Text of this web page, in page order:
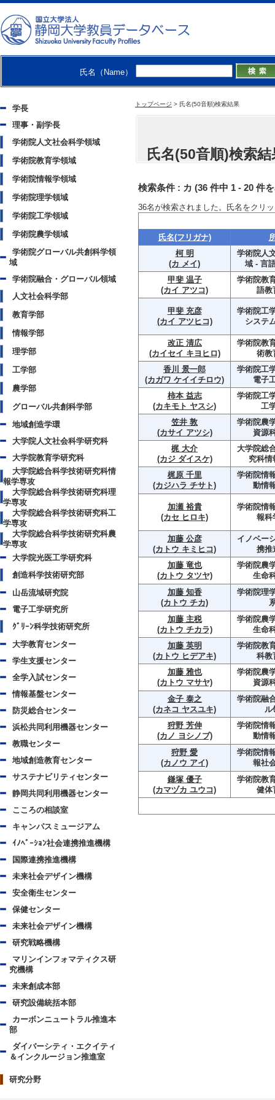
氏名（Name）
学長
理事・副学長
学術院人文社会科学領域
学術院教育学領域
学術院情報学領域
学術院理学領域
学術院工学領域
学術院農学領域
学術院グローバル共創科学領
域
学術院融合・グローバル領域
人文社会科学部
教育学部
情報学部
理学部
工学部
農学部
グローバル共創科学部
地域創造学環
大学院人文社会科学研究科
大学院教育学研究科
大学院総合科学技術研究科情
報学専攻
大学院総合科学技術研究科理
学専攻
大学院総合科学技術研究科工
学専攻
大学院総合科学技術研究科農
学専攻
大学院光医工学研究科
創造科学技術研究部
山岳流域研究院
電子工学研究所
ｸﾞﾘｰﾝ科学技術研究所
大学教育センター
学生支援センター
全学入試センター
情報基盤センター
防災総合センター
浜松共同利用機器センター
教職センター
地域創造教育センター
サステナビリティセンター
静岡共同利用機器センター
こころの相談室
キャンパスミュージアム
ｲﾉﾍﾞｰｼｮﾝ社会連携推進機構
国際連携推進機構
未来社会デザイン機構
安全衛生センター
保健センター
未来社会デザイン機構
研究戦略機構
マリンインフォマティクス研
究機構
未来創成本部
研究設備統括本部
カーボンニュートラル推進本
部
ダイバーシティ・エクイティ
＆インクルージョン推進室
研究分野
トップページ > 氏名(50音順)検索結果
氏名(50音順)検索結
検索条件 : カ (36 件中 1 - 20 件
36名が検索されました。氏名をクリ
氏名(フリガナ)
柯 明
(カ メイ)
学術院人
域 - 言
甲斐 温子
(カイ アツコ)
学術院教
語教
甲斐 充彦
(カイ アツヒコ)
学術院工
システ
改正 清広
(カイセイ キヨヒロ)
学術院教
術教
香川 景一郎
(カガワ ケイイチロウ)
学術院工
電子
柿本 益志
(カキモト ヤスシ)
学術院工
工
笠井 敦
(カサイ アツシ)
学術院農
資源
梶 大介
(カジ ダイスケ)
大学院総
究科情
梶原 千里
(カジハラ チサト)
学術院情
動情
加瀬 裕貴
(カセ ヒロキ)
学術院情
報科
加藤 公彦
(カトウ キミヒコ)
イノベー
携推
加藤 竜也
(カトウ タツヤ)
学術院農
生命
加藤 知香
(カトウ チカ)
学術院理
加藤 主税
(カトウ チカラ)
学術院農
生命
加藤 英明
(カトウ ヒデアキ)
学術院教
科教
加藤 雅也
(カトウ マサヤ)
学術院農
資源
金子 泰之
(カネコ ヤスユキ)
学術院融
ル
狩野 芳伸
(カノ ヨシノブ)
学術院情
動情
狩野 愛
(カノウ アイ)
学術院情
報社
鎌塚 優子
(カマヅカ ユウコ)
学術院教
健体